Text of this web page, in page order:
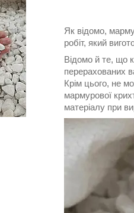
Як відомо,
робіт, який
Відомо й те, що
перерахованих
Крім цього, не
мармурової
матеріалу при